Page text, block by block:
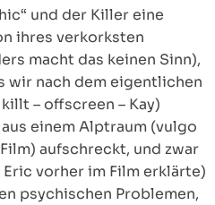
und der Killer eine
ihres verkorksten
macht das keinen Sinn),
wir nach dem eigentlichen
– offscreen – Kay)
einem Alptraum (vulgo
aufschreckt, und zwar
Eric vorher im Film erklärte)
psychischen Problemen,